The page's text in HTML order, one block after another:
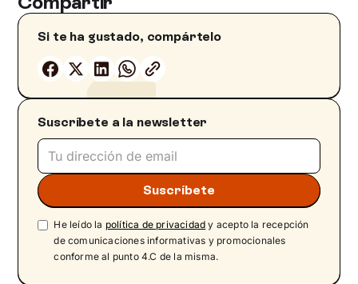
Si te ha gustado, compártelo
Suscríbete a la newsletter
He leído la política de privacidad y acepto la recepción
de comunicaciones informativas y promocionales
conforme al punto 4.C de la misma.